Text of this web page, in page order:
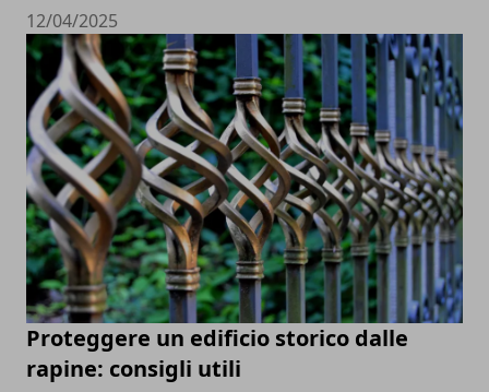
12/04/2025
Proteggere un edificio storico dalle
rapine: consigli utili